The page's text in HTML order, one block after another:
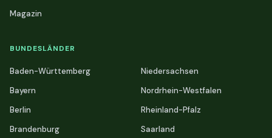
Magazin
BUNDESLÄNDER
Baden-Württemberg
Bayern
Berlin
Brandenburg
Niedersachsen
Nordrhein-Westfalen
Rheinland-Pfalz
Saarland